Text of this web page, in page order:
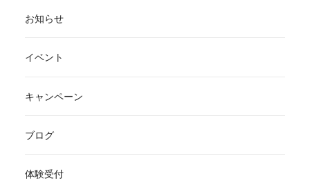
お知らせ
イベント
キャンペーン
ブログ
体験受付